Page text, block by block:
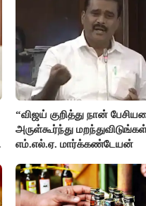
“விஜய் குறித்து நான்
அருள்கூர்ந்து
எம்.எல்.ஏ. மார்க்கண்டேயன்